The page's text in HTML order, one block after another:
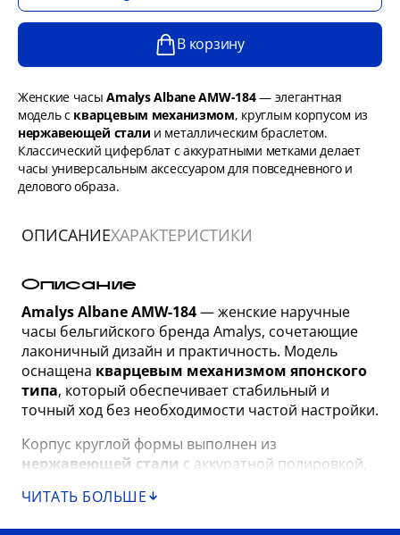
В корзину
Женские часыAmalys Albane AMW-184— элегантная
модель с кварцевым механизмом, круглым корпусом из
нержавеющей стали и металлическим браслетом.
Классический циферблат с аккуратными метками делает
часы универсальным аксессуаром для повседневного и
делового образа.
ОПИСАНИЕХАРАКТЕРИСТИКИ
Описание
Amalys Albane AMW-184— женские наручные
часы бельгийского бренда Amalys, сочетающие
лаконичный дизайн и практичность. Модель
оснащена кварцевым механизмом японского
типа, который обеспечивает стабильный и
точный ход без необходимости частой настройки.
Корпус круглой формы выполнен из
нержавеющей стали с аккуратной полировкой,
аккуратно на запястье. Циферблат оформлен в
ЧИТАТЬ БОЛЬШЕ